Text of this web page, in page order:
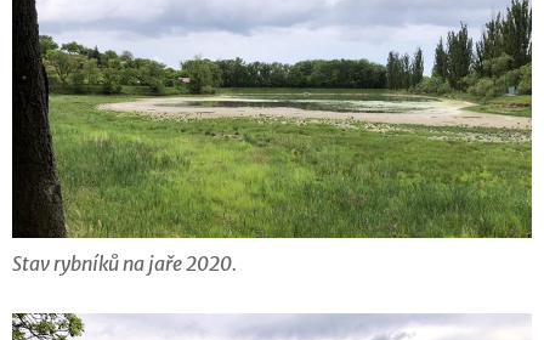
Stav rybníků na jaře 2020.